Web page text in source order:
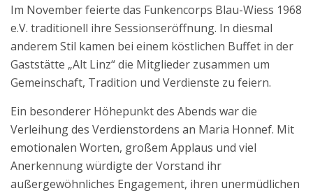
Im November feierte das Funkencorps Blau-Wiess 1968
e.V. traditionell ihre Sessionseröffnung. In diesmal
anderem Stil kamen bei einem köstlichen Buffet in der
Gaststätte „Alt Linz“ die Mitglieder zusammen um
Gemeinschaft, Tradition und Verdienste zu feiern.
Ein besonderer Höhepunkt des Abends war die
Verleihung des Verdienstordens an Maria Honnef. Mit
emotionalen Worten, großem Applaus und viel
Anerkennung würdigte der Vorstand ihr
außergewöhnliches Engagement, ihren unermüdlichen